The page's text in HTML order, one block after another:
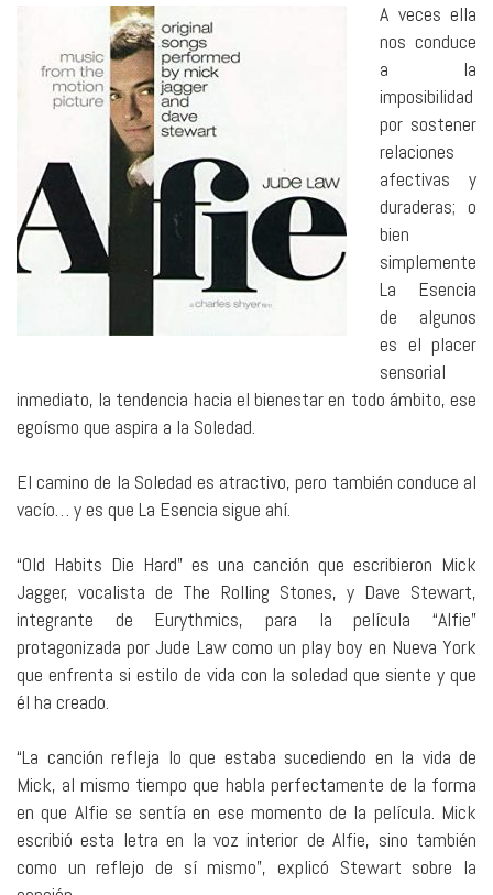
A veces ella
nos conduce
a la
imposibilidad
por sostener
relaciones
afectivas y
duraderas; o
bien
simplemente
La Esencia
de algunos
es el placer
sensorial
inmediato, la tendencia hacia el bienestar en todo ámbito, ese
egoísmo que aspira a la Soledad.
El camino de la Soledad es atractivo, pero también conduce al
vacío… y es que La Esencia sigue ahí.
“Old Habits Die Hard” es una canción que escribieron Mick
Jagger, vocalista de The Rolling Stones, y Dave Stewart,
integrante de Eurythmics, para la película “Alfie”
protagonizada por Jude Law como un play boy en Nueva York
que enfrenta si estilo de vida con la soledad que siente y que
él ha creado.
“La canción refleja lo que estaba sucediendo en la vida de
Mick, al mismo tiempo que habla perfectamente de la forma
en que Alfie se sentía en ese momento de la película. Mick
escribió esta letra en la voz interior de Alfie, sino también
como un reflejo de sí mismo”, explicó Stewart sobre la